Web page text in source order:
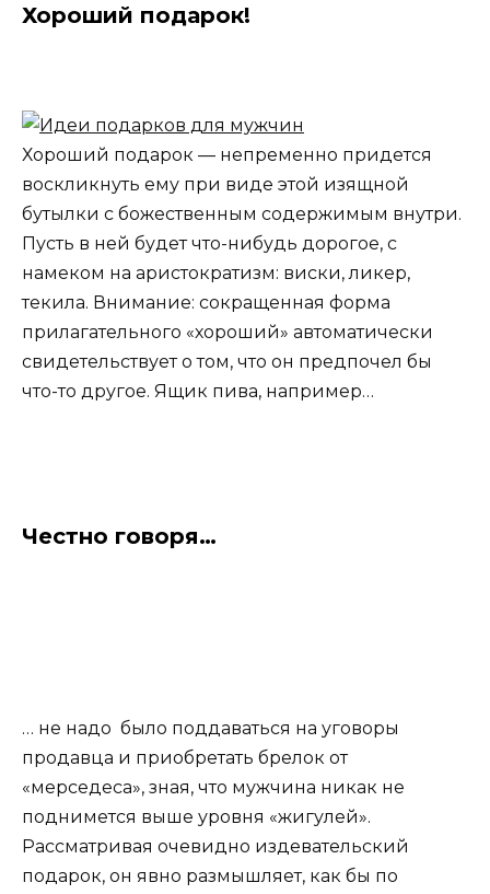
Хороший подарок!
Хороший подарок — непременно придется
воскликнуть ему при виде этой изящной
бутылки с божественным содержимым внутри.
Пусть в ней будет что-нибудь дорогое, с
намеком на аристократизм: виски, ликер,
текила. Внимание: сокращенная форма
прилагательного «хороший» автоматически
свидетельствует о том, что он предпочел бы
что-то другое. Ящик пива, например…
Честно говоря…
… не надо было поддаваться на уговоры
продавца и приобретать брелок от
«мерседеса», зная, что мужчина никак не
поднимется выше уровня «жигулей».
Рассматривая очевидно издевательский
подарок, он явно размышляет, как бы по